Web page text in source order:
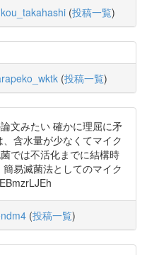
(投稿一覧)
(投稿一覧)
文みたい 確かに理屈に矛
含水量が少なくてマイク
では不活化までに結構時
易滅菌法としてのマイク
(投稿一覧)